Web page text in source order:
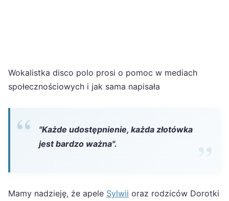
Wokalistka disco polo prosi o pomoc w mediach
społecznościowych i jak sama napisała
"Każde udostępnienie, każda złotówka
jest bardzo ważna".
Mamy nadzieję, że apele Sylwii oraz rodziców Dorotki